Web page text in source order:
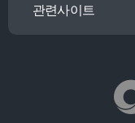
관련사이트